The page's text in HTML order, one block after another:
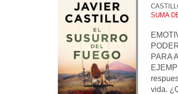
SUMA
PARA
vida.